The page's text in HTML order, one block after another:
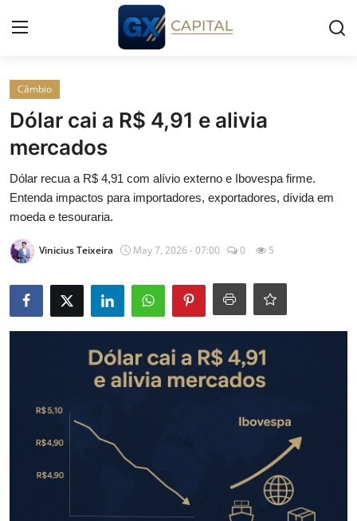
Entrar
Cursos
Simuladores
Wealth
Histórias
Contato
Crédito Empresarial
Newsletter
Câmbio
Dólar cai a R$ 4,91 e alivia
mercados
Dólar recua a R$ 4,91 com alívio externo e Ibovespa firme.
Entenda impactos para importadores, exportadores, dívida em
moeda e tesouraria.
Vinicius Teixeira May 7, 2026 - 07:00 0 5